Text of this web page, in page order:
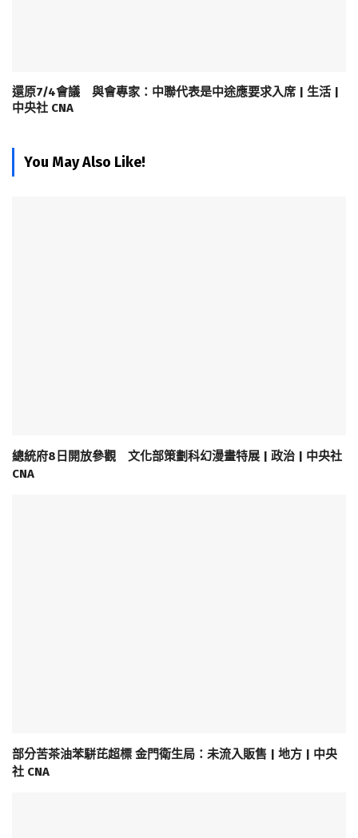
還原7/4會議 與會專家：中聯代表是中途應要求入席 | 生活 |
中央社 CNA
You May Also Like!
總統府8日開放參觀 文化部策劃科幻漫畫特展 | 政治 | 中央社
CNA
部分苦茶油苯駢芘超標 金門衛生局：未流入販售 | 地方 | 中央
社 CNA